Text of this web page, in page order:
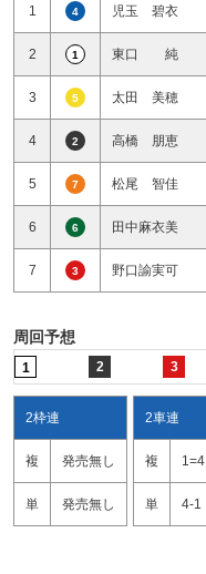
1 4 児玉 碧衣
2 1 東口 純
3 5 太田 美穂
4 2 高橋 朋恵
5 7 松尾 智佳
6 6 田中麻衣美
7 3 野口諭実可
周回予想
1 2 3
2枠連
複 発売無し
単 発売無し
2車連
複 1=4
単 4-1